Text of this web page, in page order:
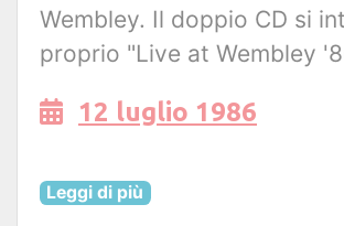
Wembley. Il doppio CD si
proprio "Live at Wembley
12 luglio 1986
Leggi di più